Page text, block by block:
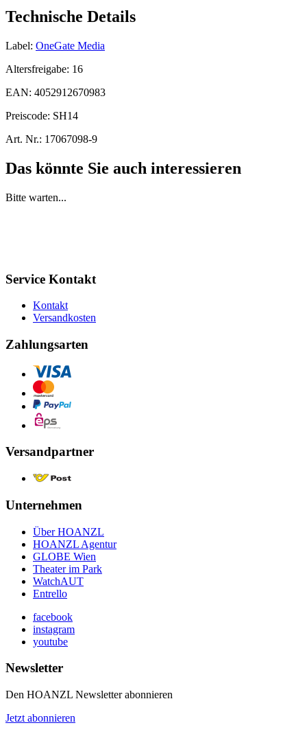
Technische Details
Label: OneGate Media
Altersfreigabe: 16
EAN: 4052912670983
Preiscode: SH14
Art. Nr.: 17067098-9
Das könnte Sie auch interessieren
Bitte warten...
Service Kontakt
Kontakt
Versandkosten
Zahlungsarten
Versandpartner
Unternehmen
Über HOANZL
HOANZL Agentur
GLOBE Wien
Theater im Park
WatchAUT
Entrello
facebook
instagram
youtube
Newsletter
Den HOANZL Newsletter abonnieren
Jetzt abonnieren